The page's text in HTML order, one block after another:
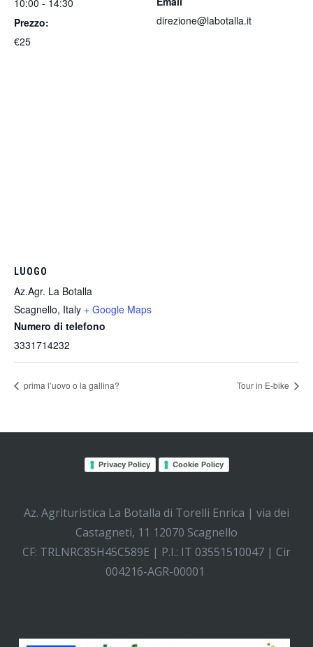
10:00 - 14:30
Prezzo:
€25
direzione@labotalla.it
LUOGO
Az.Agr. La Botalla
Scagnello, Italy + Google Maps
Numero di telefono
3331714232
prima l’uovo o la gallina? Tour in E-bike
Privacy Policy Cookie Policy
Az. Agrituristica La Botalla di Torelli Enrica | via dei
Castagneti, 11 12070 Scagnello
CF: TRLNRC85H45C589E | P.I.: IT 03551510047 | Cir
004216-AGR-00001